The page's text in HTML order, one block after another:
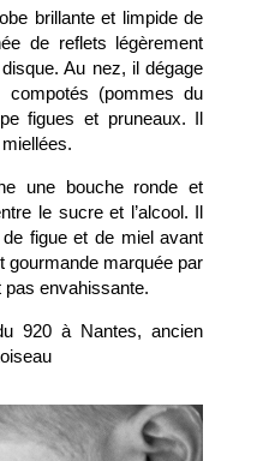
brillante et limpide de
de reflets légèrement
Au nez, il dégage
(pommes du
figues et pruneaux. Il
une bouche ronde et
le sucre et l’alcool. Il
figue et de miel avant
gourmande marquée par
pas envahissante.
920 à Nantes, ancien